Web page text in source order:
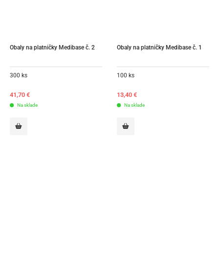
Obaly na platničky Medibase č. 2
300 ks
41,70 €
Na sklade
Obaly na platničky Medibase č. 1
100 ks
13,40 €
Na sklade